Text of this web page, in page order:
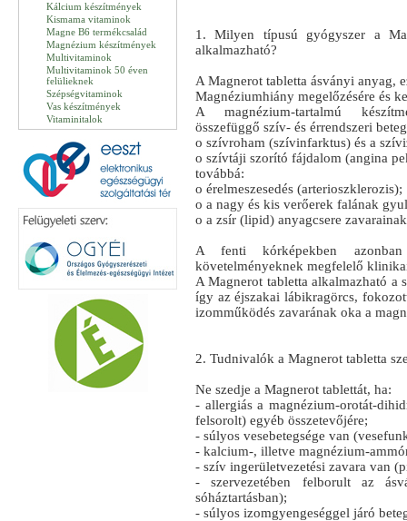
Kálcium készítmények
Kismama vitaminok
Magne B6 termékcsalád
Magnézium készítmények
Multivitaminok
Multivitaminok 50 éven
felülieknek
Szépségvitaminok
Vas készítmények
Vitaminitalok
1. Milyen típusú gyógyszer a
alkalmazható?
A Magnerot tabletta ásványi anyag,
Magnéziumhiány megelőzésére és
A magnézium-tartalmú
összefüggő szív- és érrendszeri
o szívroham (szívinfarktus) és a
o szívtáji szorító fájdalom (angina
továbbá:
o érelmeszesedés (arterioszklerozis);
o a nagy és kis verőerek falának
o a zsír (lipid) anyagcsere
A fenti kórképekben
követelményeknek megfelelő
A Magnerot tabletta alkalmazható a
így az éjszakai lábikragörcs,
izomműködés zavarának oka a
2. Tudnivalók a Magnerot tabletta
Ne szedje a Magnerot tablettát, ha:
- allergiás a magnézium-orotát-
felsorolt) egyéb összetevőjére;
- súlyos vesebetegsége van
- kalcium-, illetve magnézium-
- szív ingerületvezetési zavara van
- szervezetében felborult az
sóháztartásban);
- súlyos izomgyengeséggel járó